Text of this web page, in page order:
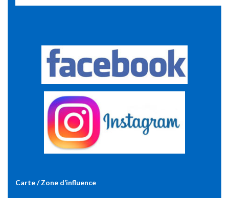
Carte / Zone d’influence